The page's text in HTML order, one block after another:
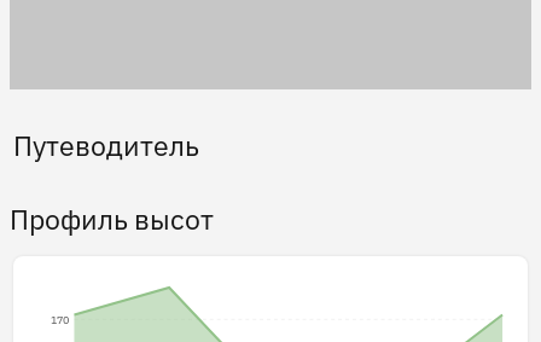
Путеводитель
Профиль высот
170